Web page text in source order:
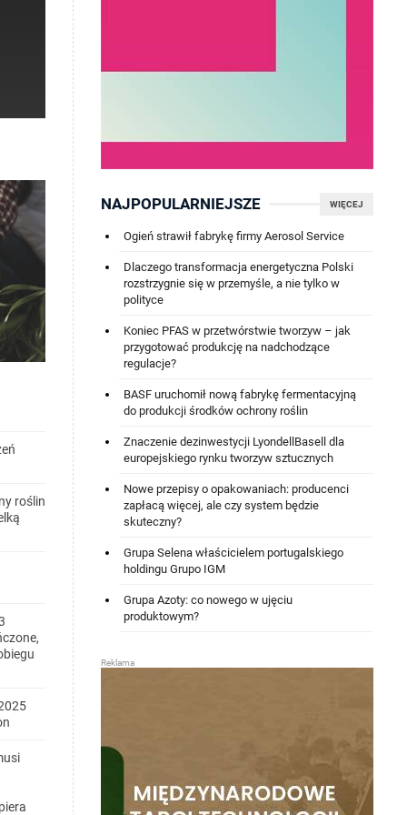
roślin
WIĘCEJ
NAJPOPULARNIEJSZE
Ogień strawił fabrykę firmy Aerosol Service
Dlaczego transformacja energetyczna Polski
rozstrzygnie się w przemyśle, a nie tylko w
polityce
Koniec PFAS w przetwórstwie tworzyw – jak
przygotować produkcję na nadchodzące
regulacje?
BASF uruchomił nową fabrykę fermentacyjną
do produkcji środków ochrony roślin
Znaczenie dezinwestycji LyondellBasell dla
europejskiego rynku tworzyw sztucznych
Nowe przepisy o opakowaniach: producenci
zapłacą więcej, ale czy system będzie
skuteczny?
Grupa Selena właścicielem portugalskiego
holdingu Grupo IGM
Grupa Azoty: co nowego w ujęciu
produktowym?